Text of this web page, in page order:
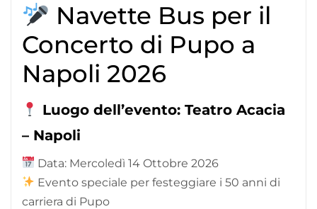
Navette Bus per il
Concerto di Pupo a
Napoli 2026
Luogo dell’evento: Teatro Acacia
– Napoli
Data: Mercoledì 14 Ottobre 2026
Evento speciale per festeggiare i 50 anni di
carriera di Pupo